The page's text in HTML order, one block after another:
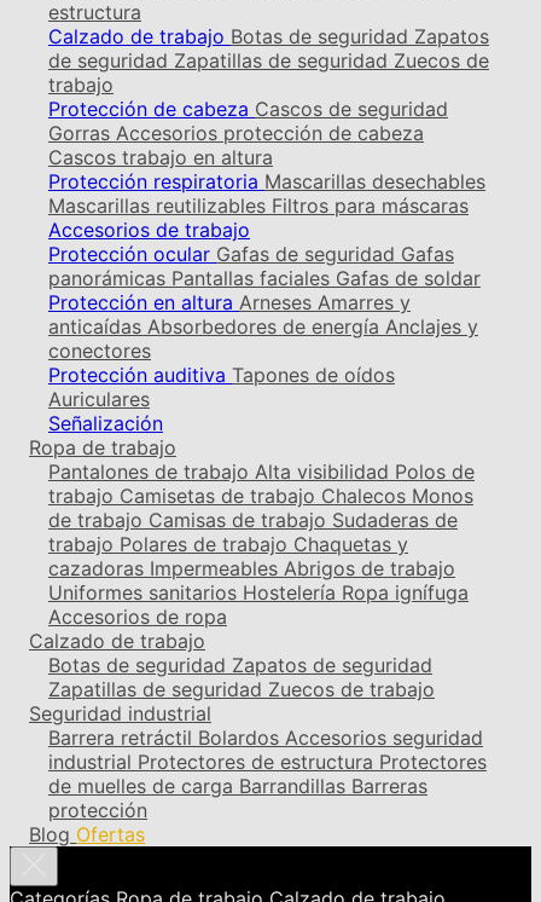
estructura
Calzado de trabajo Botas de seguridad Zapatos
de seguridad Zapatillas de seguridad Zuecos de
trabajo
Protección de cabeza Cascos de seguridad
Gorras Accesorios protección de cabeza
Cascos trabajo en altura
Protección respiratoria Mascarillas desechables
Mascarillas reutilizables Filtros para máscaras
Accesorios de trabajo
Protección ocular Gafas de seguridad Gafas
panorámicas Pantallas faciales Gafas de soldar
Protección en altura Arneses Amarres y
anticaídas Absorbedores de energía Anclajes y
conectores
Protección auditiva Tapones de oídos
Auriculares
Señalización
Ropa de trabajo
Pantalones de trabajo Alta visibilidad Polos de
trabajo Camisetas de trabajo Chalecos Monos
de trabajo Camisas de trabajo Sudaderas de
trabajo Polares de trabajo Chaquetas y
cazadoras Impermeables Abrigos de trabajo
Uniformes sanitarios Hostelería Ropa ignífuga
Accesorios de ropa
Calzado de trabajo
Botas de seguridad Zapatos de seguridad
Zapatillas de seguridad Zuecos de trabajo
Seguridad industrial
Barrera retráctil Bolardos Accesorios seguridad
industrial Protectores de estructura Protectores
de muelles de carga Barrandillas Barreras
protección
Blog Ofertas